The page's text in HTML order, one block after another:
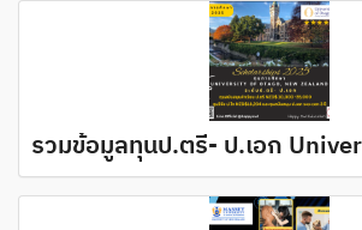
รวมข้อมูลทุนป.ตรี- ป.เอก